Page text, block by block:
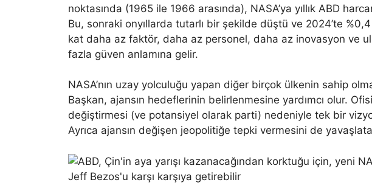
noktasında (1965 ile 1966 arasında), NASA’ya yıllık ABD
Bu, sonraki onyıllarda tutarlı bir şekilde düştü ve 2024’te
kat daha az faktör, daha az personel, daha az inovasyon ve
fazla güven anlamına gelir.
NASA’nın uzay yolculuğu yapan diğer birçok ülkenin sahip
Başkan, ajansın hedeflerinin belirlenmesine yardımcı olur.
değiştirmesi (ve potansiyel olarak parti) nedeniyle tek bir
Ayrıca ajansın değişen jeopolitiğe tepki vermesini de